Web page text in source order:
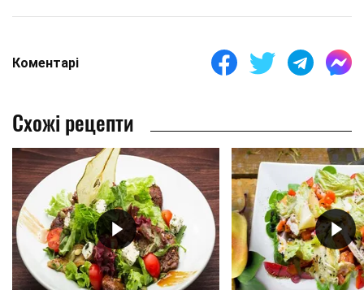
Коментарі
Схожі рецепти